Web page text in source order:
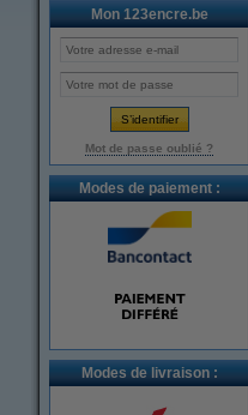
Mon 123encre.be
Mot de passe oublié ?
Modes de paiement :
Modes de livraison :